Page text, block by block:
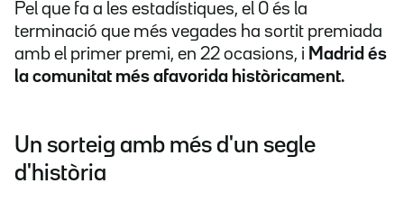
Pel que fa a les estadístiques, el 0 és la
terminació que més vegades ha sortit premiada
amb el primer premi, en 22 ocasions, i Madrid és
la comunitat més afavorida històricament.
Un sorteig amb més d'un segle
d'història